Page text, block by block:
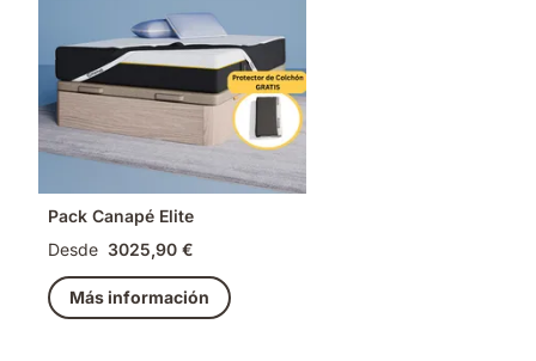
Pack Canapé Elite
Desde 3025,90 €
Más información